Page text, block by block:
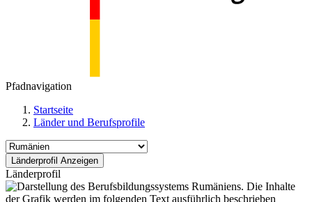
Pfadnavigation
Startseite
Länder und Berufsprofile
Länderprofil